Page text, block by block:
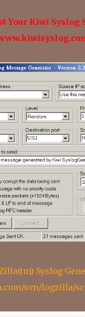
Your Kiwi
Syslog
svn/logzilla/